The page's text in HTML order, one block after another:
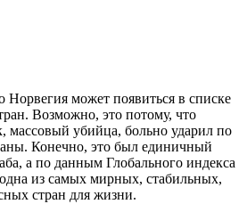
может появиться в списке
Возможно, это потому, что
массовый убийца, больно ударил по
Конечно, это был единичный
а по данным Глобального индекса
из самых мирных, стабильных,
стран для жизни.